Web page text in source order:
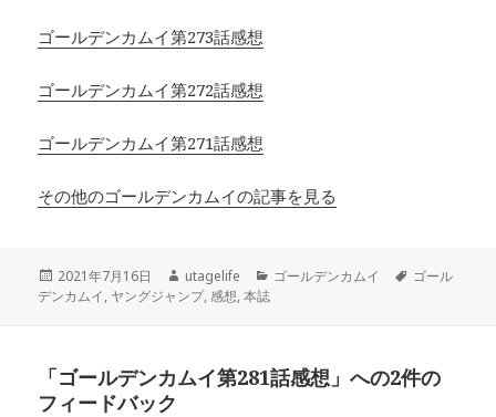
ゴールデンカムイ第273話感想
ゴールデンカムイ第272話感想
ゴールデンカムイ第271話感想
その他のゴールデンカムイの記事を見る
投
稿
2021年7月16日
作
成
utagelife
カ
ゴールデンカムイ
タ
ゴール
デンカムイ, ヤングジャンプ,感想,本誌
「ゴールデンカムイ第281話感想」への2件の
フィードバック